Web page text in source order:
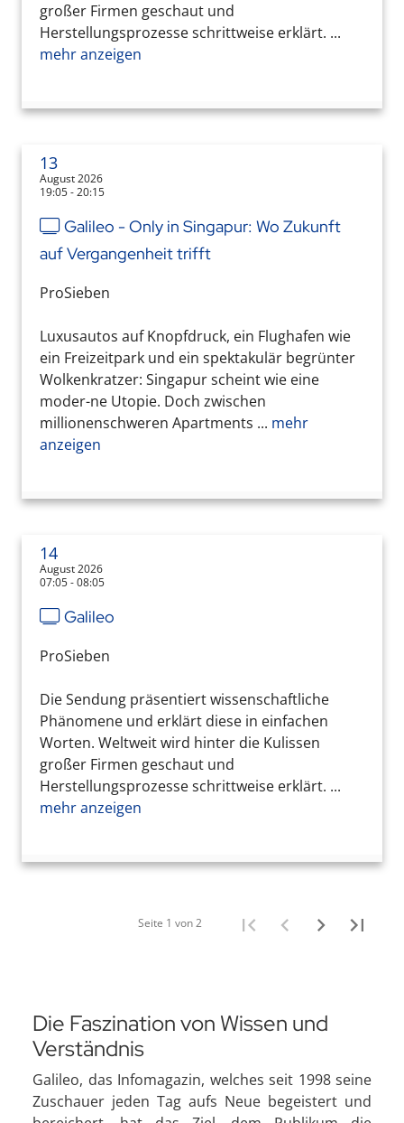
großer Firmen geschaut und
Herstellungsprozesse schrittweise erklärt. ...
mehr anzeigen
13
August 2026
19:05 - 20:15
Galileo - Only in Singapur: Wo Zukunft
auf Vergangenheit trifft
ProSieben
Luxusautos auf Knopfdruck, ein Flughafen wie
ein Freizeitpark und ein spektakulär begrünter
Wolkenkratzer: Singapur scheint wie eine
moder-ne Utopie. Doch zwischen
millionenschweren Apartments ... mehr
anzeigen
14
August 2026
07:05 - 08:05
Galileo
ProSieben
Die Sendung präsentiert wissenschaftliche
Phänomene und erklärt diese in einfachen
Worten. Weltweit wird hinter die Kulissen
großer Firmen geschaut und
Herstellungsprozesse schrittweise erklärt. ...
mehr anzeigen
Seite 1 von 2
Die Faszination von Wissen und
Verständnis
Galileo, das Infomagazin, welches seit 1998 seine
Zuschauer jeden Tag aufs Neue begeistert und